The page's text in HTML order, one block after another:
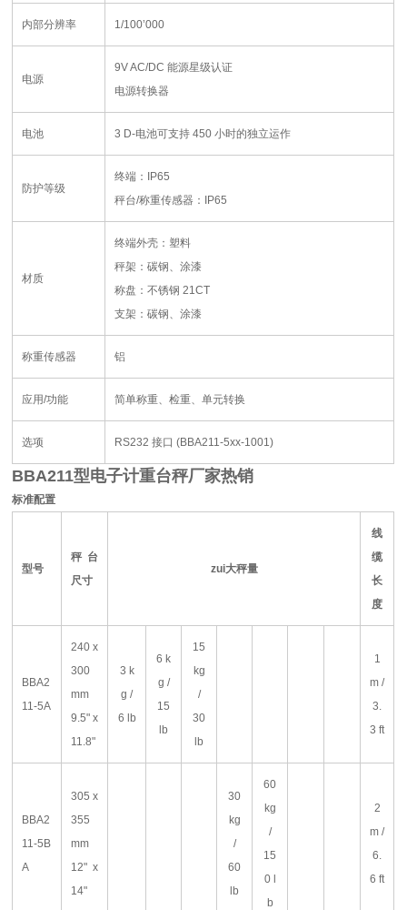
内部分辨率 1/100’000
电源
9V AC/DC能源星级认证
电源转换器
电池 3 D-电池可支持 450小时的独立运作
防护等级
终端：
IP65
秤台/称重传感器： IP65
材质
终端外壳：塑料
秤架：碳钢、涂漆
称盘：不锈钢 21CT
支架：碳钢、涂漆
称重传感器 铝
应用/功能 简单称重、检重、单元转换
选项 RS232接口 (BBA211-5xx-1001)
BBA211型电子计重台秤厂家热销
标准配置
型号
秤台
尺寸
zui大秤量
线
缆
长
度
BBA2
11-5A
240 x
300
mm
9.5" x
11.8"
3 k
g /
6 lb
6 k
g /
15
lb
15
kg
/
30
lb
1
m /
3.
3 ft
BBA2
11-5B
A
305 x
355
mm
12" x
14"
30
kg
/
60
lb
60
kg
/
15
0 l
b
2
m /
6.
6 ft